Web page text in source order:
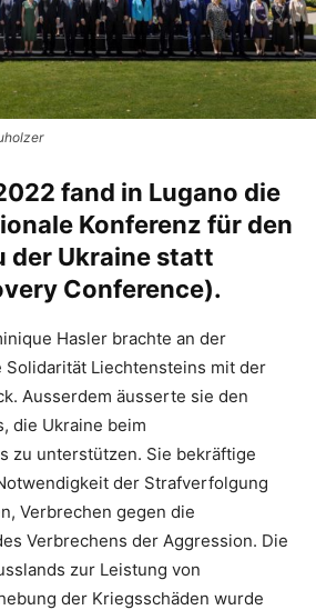
fand in Lugano die
Konferenz für den
der Ukraine statt
Conference).
Hasler brachte an der
Solidarität Liechtensteins mit der
Ausserdem äusserte sie den
die Ukraine beim
zu unterstützen. Sie bekräftige
der Strafverfolgung
Verbrechen gegen die
Verbrechens der Aggression. Die
zur Leistung von
der Kriegsschäden wurde